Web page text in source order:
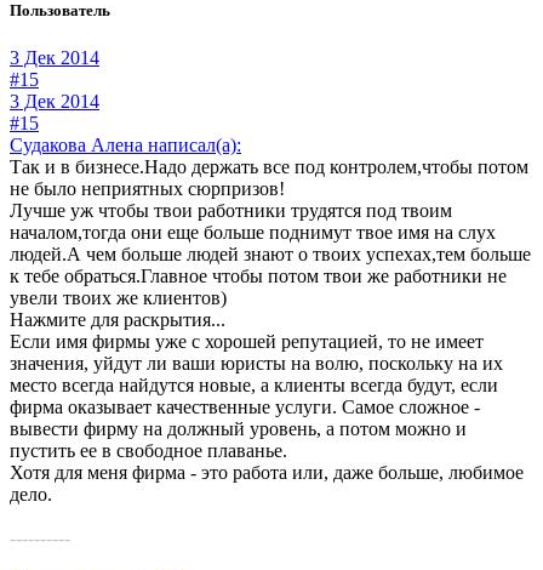
Пользователь
3 Дек 2014
#15
3 Дек 2014
#15
Судакова Алена написал(а):
Так и в бизнесе.Надо держать все под контролем,чтобы потом
не было неприятных сюрпризов!
Лучше уж чтобы твои работники трудятся под твоим
началом,тогда они еще больше поднимут твое имя на слух
людей.А чем больше людей знают о твоих успехах,тем больше
к тебе обраться.Главное чтобы потом твои же работники не
увели твоих же клиентов)
Нажмите для раскрытия...
Если имя фирмы уже с хорошей репутацией, то не имеет
значения, уйдут ли ваши юристы на волю, поскольку на их
место всегда найдутся новые, а клиенты всегда будут, если
фирма оказывает качественные услуги. Самое сложное -
вывести фирму на должный уровень, а потом можно и
пустить ее в свободное плаванье.
Хотя для меня фирма - это работа или, даже больше, любимое
дело.
----------